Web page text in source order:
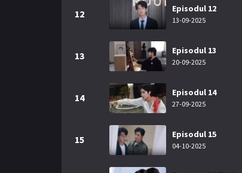
12 Episodul 12
13-09-2025
13 Episodul 13
20-09-2025
14 Episodul 14
27-09-2025
15 Episodul 15
04-10-2025